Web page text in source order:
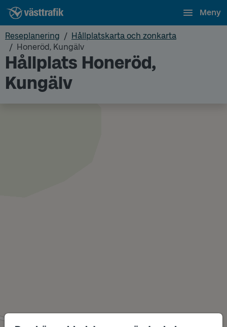
Meny
Reseplanering
Hållplatskarta och zonkarta
Honeröd, Kungälv
Hållplats Honeröd,
Kungälv